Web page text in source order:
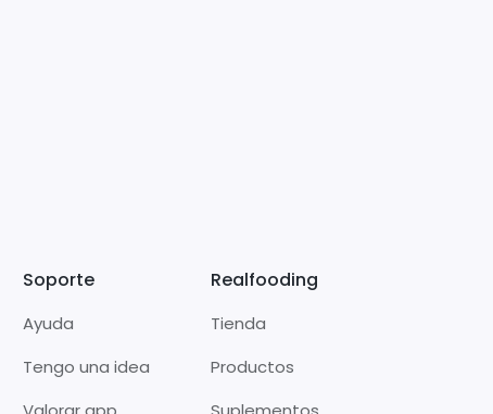
Soporte
Ayuda
Tengo una idea
Realfooding
Tienda
Productos